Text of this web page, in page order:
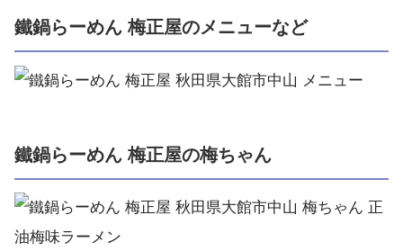
鐵鍋らーめん 梅正屋のメニューなど
鐵鍋らーめん 梅正屋の梅ちゃん